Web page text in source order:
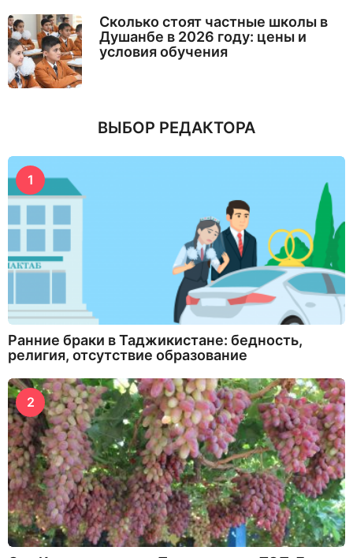
Сколько стоят частные школы в
Душанбе в 2026 году: цены и
условия обучения
ВЫБОР РЕДАКТОРА
1
Ранние браки в Таджикистане: бедность,
религия, отсутствие образование
2